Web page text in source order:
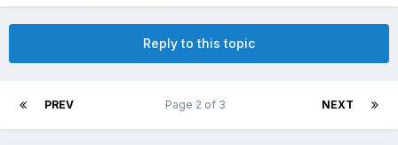
Reply to this topic
PREV NEXT
Page 2 of 3